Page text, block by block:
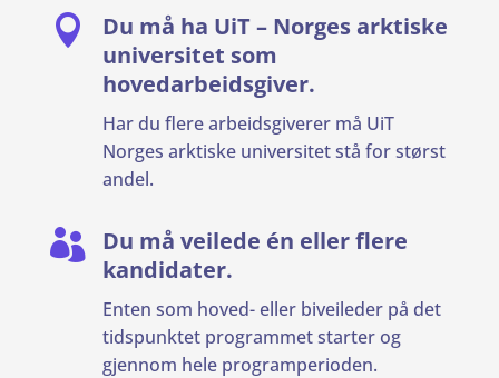

Du må ha UiT – Norges arktiske
universitet som
hovedarbeidsgiver.
Har du flere arbeidsgiverer må UiT
Norges arktiske universitet stå for størst
andel.
 Du må veilede én eller flere
kandidater.
Enten som hoved- eller biveileder på det
tidspunktet programmet starter og
gjennom hele programperioden.